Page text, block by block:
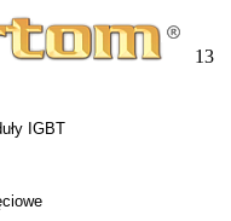
13
IGBT